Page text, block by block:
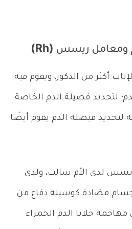
أكثر من الذكور، ويقوم فيه
لتحديد فصيلة الدم الخاصة
لتحديد فيصلة الدم يقوم أيضًا
لدى الأم سالب، ولدى
مضادة كوسيلة دفاع من
خلايا الدم الحمراء